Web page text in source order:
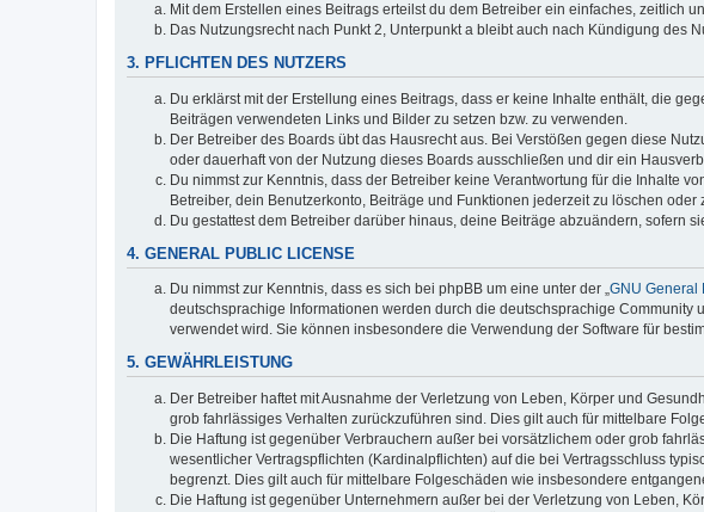
Mit dem Erstellen eines Beitrags erteilst du dem Betreiber ein einfaches, zeitlich
Das Nutzungsrecht nach Punkt 2, Unterpunkt a bleibt auch nach Kündigung des
3. PFLICHTEN DES NUTZERS
Du erklärst mit der Erstellung eines Beitrags, dass er keine Inhalte enthält, die
Beiträgen verwendeten Links und Bilder zu setzen bzw. zu verwenden.
Der Betreiber des Boards übt das Hausrecht aus. Bei Verstößen gegen diese
oder dauerhaft von der Nutzung dieses Boards ausschließen und dir ein
Du nimmst zur Kenntnis, dass der Betreiber keine Verantwortung für die Inhalte
Betreiber, dein Benutzerkonto, Beiträge und Funktionen jederzeit zu löschen oder
Du gestattest dem Betreiber darüber hinaus, deine Beiträge abzuändern, sofern
4. GENERAL PUBLIC LICENSE
Du nimmst zur Kenntnis, dass es sich bei phpBB um eine unter der „GNU General
deutschsprachige Informationen werden durch die deutschsprachige
verwendet wird. Sie können insbesondere die Verwendung der Software für
5. GEWÄHRLEISTUNG
Der Betreiber haftet mit Ausnahme der Verletzung von Leben, Körper und
grob fahrlässiges Verhalten zurückzuführen sind. Dies gilt auch für mittelbare
Die Haftung ist gegenüber Verbrauchern außer bei vorsätzlichem oder grob
wesentlicher Vertragspflichten (Kardinalpflichten) auf die bei Vertragsschluss
begrenzt. Dies gilt auch für mittelbare Folgeschäden wie insbesondere
Die Haftung ist gegenüber Unternehmern außer bei der Verletzung von Leben,